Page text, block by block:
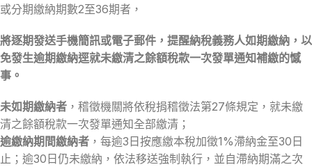
或分期繳納期數2至36期者，
將逐期發送手機簡訊或電子郵件，提醒納稅義務人如期繳納，以
免發生逾期繳納逕就未繳清之餘額稅款一次發單通知補繳的憾
事。
未如期繳納者 ，稽徵機關將依稅捐稽徵法第27條規定，就未繳
清之餘額稅款一次發單通知全部繳清；
逾繳納期間繳納者 ，每逾3日按應繳本稅加徵1%滯納金至30日
止；逾30日仍未繳納，依法移送強制執行，並自滯納期滿之次